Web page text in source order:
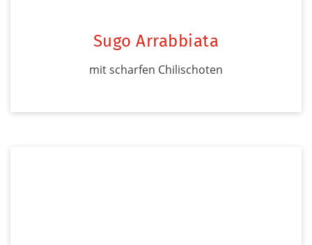
Sugo Arrabbiata
mit scharfen Chilischoten